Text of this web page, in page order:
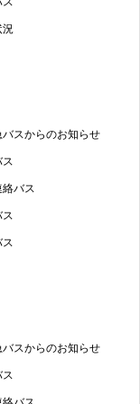
バスからのお知らせ
バス
バスからのお知らせ